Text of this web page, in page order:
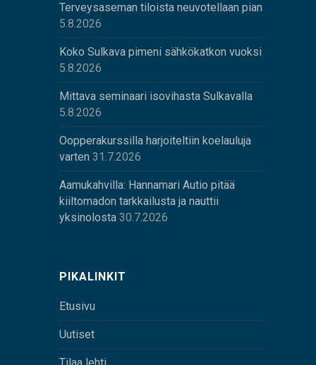
Terveysaseman tiloista neuvotellaan pian
5.8.2026
Koko Sulkava pimeni sähkökatkon vuoksi
5.8.2026
Mittava seminaari isovihasta Sulkavalla
5.8.2026
Oopperakurssilla harjoiteltiin koelauluja
varten 31.7.2026
Aamukahvilla: Hannamari Autio pitää
kiiltomadon tarkkailusta ja nauttii
yksinolosta 30.7.2026
PIKALINKIT
Etusivu
Uutiset